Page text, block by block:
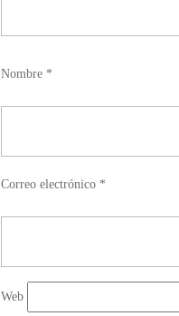
Nombre *
Correo electrónico *
Web